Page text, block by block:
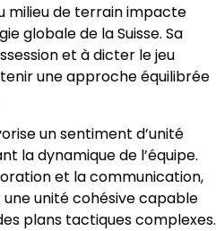
milieu de terrain impacte
globale de la Suisse. Sa
et à dicter le jeu
une approche équilibrée
un sentiment d’unité
la dynamique de l’équipe.
et la communication,
unité cohésive capable
plans tactiques complexes.